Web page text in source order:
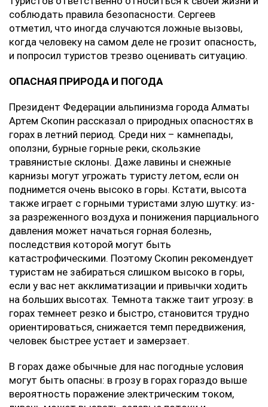
соблюдать правила безопасности. Сергеев
отметил, что иногда случаются ложные вызовы,
когда человеку на самом деле не грозит опасность,
и попросил туристов трезво оценивать ситуацию.
ОПАСНАЯ ПРИРОДА И ПОГОДА
Президент Федерации альпинизма города Алматы
Артем Скопин рассказал о природных опасностях в
горах в летний период. Среди них – камнепады,
оползни, бурные горные реки, скользкие
травянистые склоны. Даже лавины и снежные
карнизы могут угрожать туристу летом, если он
поднимется очень высоко в горы. Кстати, высота
также играет с горными туристами злую шутку: из-
за разреженного воздуха и понижения парциального
давления может начаться горная болезнь,
последствия которой могут быть
катастрофическими. Поэтому Скопин рекомендует
туристам не забираться слишком высоко в горы,
если у вас нет акклиматизации и привычки ходить
на больших высотах. Темнота также таит угрозу: в
горах темнеет резко и быстро, становится трудно
ориентироваться, снижается темп передвижения,
человек быстрее устает и замерзает.
В горах даже обычные для нас погодные условия
могут быть опасны: в грозу в горах гораздо выше
вероятность поражение электрическим током,